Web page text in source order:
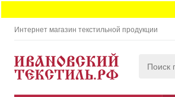
Интернет магазин текстильной продукции